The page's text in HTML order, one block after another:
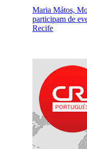
Maria Mátos,
participam de
Recife